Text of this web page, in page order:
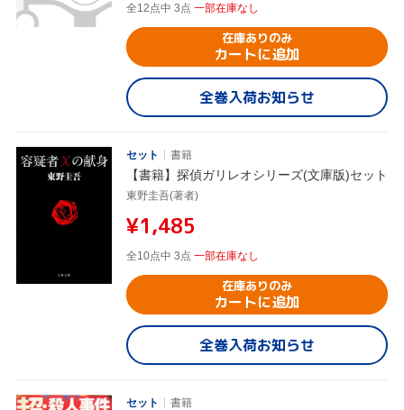
全12点中 3点 一部在庫なし
在庫ありのみ
カートに追加
全巻入荷お知らせ
セット 書籍
【書籍】探偵ガリレオシリーズ(文庫版)セット
東野圭吾(著者)
¥1,485
全10点中 3点 一部在庫なし
在庫ありのみ
カートに追加
全巻入荷お知らせ
セット 書籍